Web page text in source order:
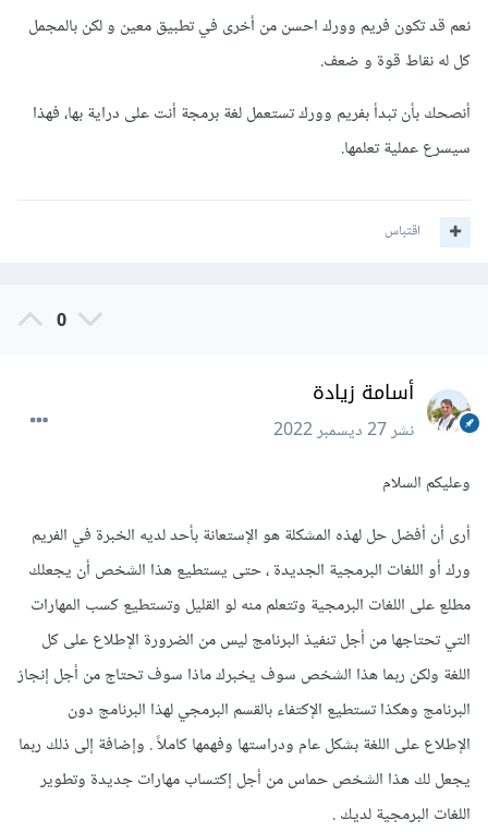
نعم قد تكون فريم وورك احسن من أخرى في تطبيق معين و لكن بالمجمل
كل له نقاط قوة و ضعف.
أنصحك بأن تبدأ بفريم وورك تستعمل لغة برمجة أنت على دراية بها، فهذا
سيسرع عملية تعلمها.
اقتباس
0
أسامة زيادة
نشر27 ديسمبر 2022
وعليكم السلام
أرى أن أفضل حل لهذه المشكلة هو الإستعانة بأحد لديه الخبرة في الفريم
ورك أو اللغات البرمجية الجديدة ، حتى يستطيع هذا الشخص أن يجعلك
مطلع على اللغات البرمجية وتتعلم منه لو القليل وتستطيع كسب المهارات
التي تحتاجها من أجل تنفيذ البرنامج ليس من الضرورة الإطلاع على كل
اللغة ولكن ربما هذا الشخص سوف يخبرك ماذا سوف تحتاج من أجل إنجاز
البرنامج وهكذا تستطيع الإكتفاء بالقسم البرمجي لهذا البرنامج دون
الإطلاع على اللغة بشكل عام ودراستها وفهمها كاملاً . وإضافة إلى ذلك ربما
يجعل لك هذا الشخص حماس من أجل إكتساب مهارات جديدة وتطوير
اللغات البرمجية لديك .